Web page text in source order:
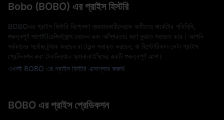
Bobo (BOBO) এর প্রাইস হিস্টরি
BOBOএর প্রাইস হিস্টরি বিশ্লেষণ ব্যবহারকারীদেরকে অতীতের মার্কেটের গতিবিধি,
গুরুত্বপূর্ণ সাপোর্ট/রেজিস্ট্যান্স লেভেল এবং অস্থিরতার ধরণ বুঝতে সহায়তা করে। আপনি
সর্বকালের সর্বোচ্চ ট্র্যাক করছেন বা ট্রেন্ড সনাক্ত করছেন, যা হিস্টোরিকাল ডেটা প্রাইস
প্রেডিকশন এবং টেকনিক্যাল অ্যানালাইসিসের একটি গুরুত্বপূর্ণ অংশ।
এখনই BOBO এর প্রাইস হিস্টরি এক্সপ্লোর করুন!
BOBO এর প্রাইস প্রেডিকশন